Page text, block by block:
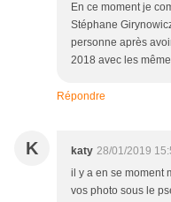
En ce moment je
Stéphane
personne après
2018 avec les
Répondre
K katy 28/01/2019
il y a en se moment
vos photo sous le